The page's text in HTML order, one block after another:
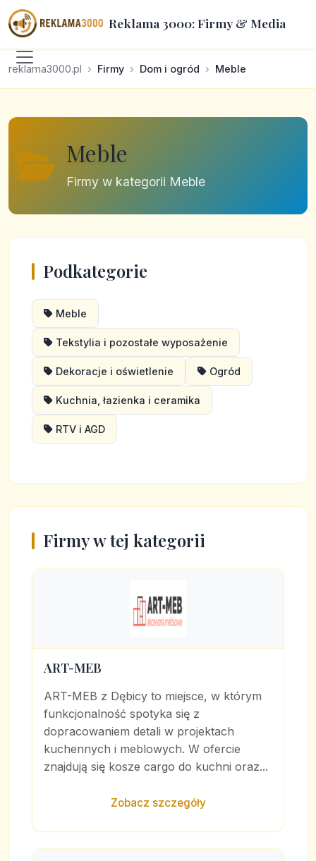
Reklama 3000: Firmy & Media
reklama3000.pl Firmy Dom i ogród Meble
Meble
Firmy w kategorii Meble
Podkategorie
Meble
Tekstylia i pozostałe wyposażenie
Dekoracje i oświetlenie Ogród
Kuchnia, łazienka i ceramika
RTV i AGD
Firmy w tej kategorii
ART-MEB
ART-MEB z Dębicy to miejsce, w którym
funkcjonalność spotyka się z
dopracowaniem detali w projektach
kuchennych i meblowych. W ofercie
znajdują się kosze cargo do kuchni oraz...
Zobacz szczegóły